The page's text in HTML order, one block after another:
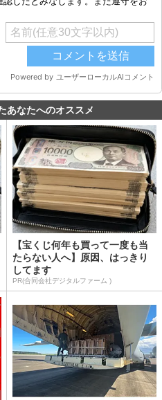
あなたへのオススメ
【宝くじ何年も買って一度も当
たらない人へ】原因、はっきり
してます
PR(合同会社デジタルファーム )